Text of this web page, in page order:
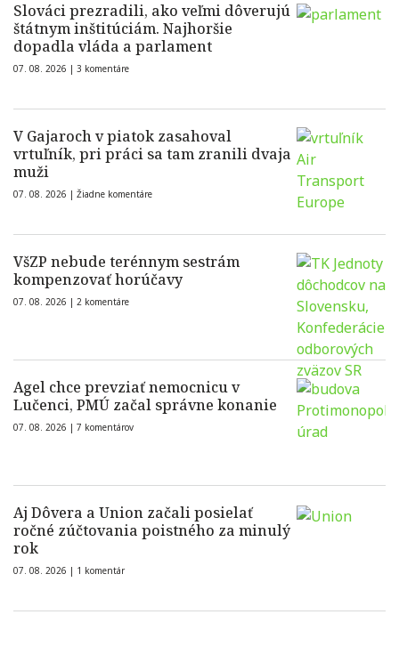
Slováci prezradili, ako veľmi dôverujú
štátnym inštitúciám. Najhoršie
dopadla vláda a parlament
07. 08. 2026 | 3 komentáre
V Gajaroch v piatok zasahoval
vrtuľník, pri práci sa tam zranili dvaja
muži
07. 08. 2026 | Žiadne komentáre
VšZP nebude terénnym sestrám
kompenzovať horúčavy
07. 08. 2026 | 2 komentáre
Agel chce prevziať nemocnicu v
Lučenci, PMÚ začal správne konanie
07. 08. 2026 | 7 komentárov
Aj Dôvera a Union začali posielať
ročné zúčtovania poistného za minulý
rok
07. 08. 2026 | 1 komentár